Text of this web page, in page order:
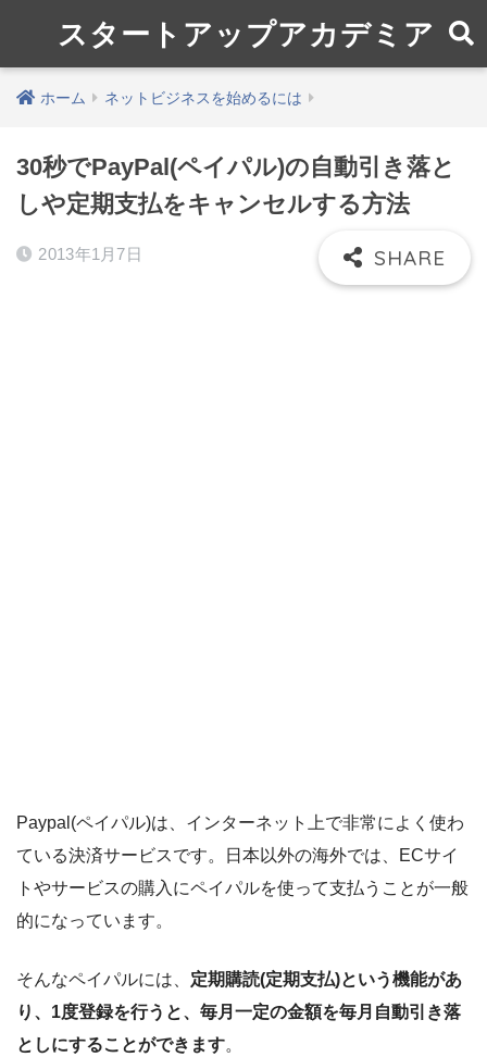
スタートアップアカデミア
ホーム ネットビジネスを始めるには
30秒でPayPal(ペイパル)の自動引き落と
しや定期支払をキャンセルする方法
2013年1月7日
Paypal(ペイパル)は、インターネット上で非常によく使わ
ている決済サービスです。日本以外の海外では、ECサイ
トやサービスの購入にペイパルを使って支払うことが一般
的になっています。
そんなペイパルには、 定期購読(定期支払)という機能があ
り、1度登録を行うと、毎月一定の金額を毎月自動引き落
としにすることができます。